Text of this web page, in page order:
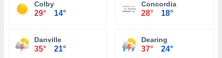
Colby
29° 14°
Concordia
28° 18°
Danville
35° 21°
Dearing
37° 24°